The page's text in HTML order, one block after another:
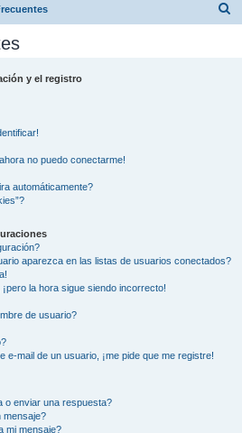
y el registro
no puedo conectarme!
automáticamente?
aparezca en las listas de usuarios conectados?
la hora sigue siendo incorrecto!
de usuario?
e-mail de un usuario, ¡me pide que me registre!
o enviar una respuesta?
mensaje?
mi mensaje?